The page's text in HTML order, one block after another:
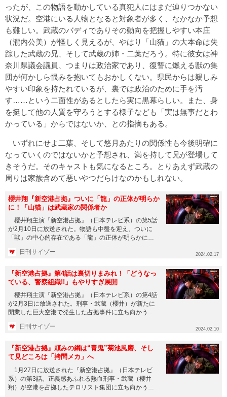
ったが、この物語を動かしている真犯人にはまだ辿りつかない
状況だ。空港にいる人物となると対象者が多く、なかなか予想
も難しい。武蔵のバディでありその動向を把握しやすい本庄
（瀧内公美）が怪しく見えるが、やはり「山猫」の大本命は失
踪した武蔵の兄、そして武蔵の姉・二葉だろう。特に彼女は神
奈川県議会議員、つまりは政治家であり、復讐に燃える獣の集
団が何かしら恨みを抱いてもおかしくない。県民からは親しみ
やすい印象を持たれているが、裏では政治のために手を汚
す……という二面性があるとしたら実に黒幕らしい。また、身
を挺して他の人質を守ろうとする様子なども「実は無事だとわ
かっている」からではないか、との指摘もある。
いずれにせよ二葉、そして悠月あたりの関係性も今後明確に
なっていくのではないかと予想され、満を持して兄が登場して
きそうだ。そのキャストも気になるところ。とりあえず武蔵の
周りは家族含めて悪いやつだらけなのかもしれない。
櫻井翔『新空港占拠』ついに「龍」の正体が明らか
に！「山猫」は武蔵家の関係者か
櫻井翔主演『新空港占拠』（日本テレビ系）の第5話
が2月10日に放送された。物語も中盤を迎え、ついに
「獣」の中心的存在である「龍」の正体が明らかにな
日刊サイゾー 2024.02.17
『新空港占拠』第4話は裏切りまみれ！「どうなっ
ている、警察組織!!」もやりすぎ展開
櫻井翔主演『新空港占拠』（日本テレビ系）の第4話
が2月3日に放送された。刑事・武蔵（櫻井）が新たに
開業した巨大空港で発生した占拠事件に立ち向かう本
日刊サイゾー 2024.02.10
『新空港占拠』頼みの綱は“青鬼”菊池風磨、そし
て見どころは「拷問メカ」へ
1月27日に放送された『新空港占拠』（日本テレビ
系）の第3話。正義感あふれる熱血刑事・武蔵（櫻井
翔）が空港を占拠したテロリスト集団に立ち向かう占